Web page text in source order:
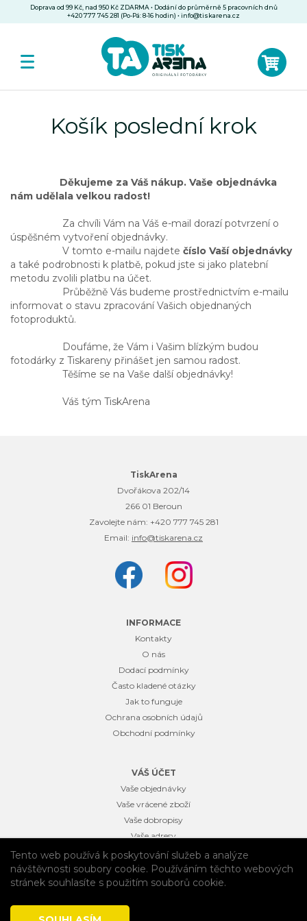
Tento web používá k poskytování služeb a analýze
návštěvnosti soubory cookie. Používáním těchto webových
stránek souhlasíte s použitím souborů cookie.
Doprava od 99 Kč, nad 950 Kč ZDARMA • Dodání do průměrně 5 pracovních dnů
+420 777 745 281 (Po-Pá: 8-16 hodin) •info@tiskarena.cz
Košík poslední krok
Děkujeme za Váš nákup. Vaše objednávka
nám udělala velkou radost!
Za chvíli Vám na Váš e-mail dorazí potvrzení o
úspěšném vytvoření objednávky.
V tomto e-mailu najdete číslo Vaší objednávky
a také podrobnosti k platbě, pokud jste si jako platební
metodu zvolili platbu na účet.
Průběžně Vás budeme prostřednictvím e-mailu
informovat o stavu zpracování Vašich objednaných
fotoproduktů.
Doufáme, že Vám i Vašim blízkým budou
fotodárky z Tiskareny přinášet jen samou radost.
Těšíme se na Vaše další objednávky!
Váš tým TiskArena
TiskArena
Dvořákova 202/14
266 01 Beroun
Zavolejte nám: +420 777 745 281
Email: info@tiskarena.cz
INFORMACE
Kontakty
O nás
Dodací podmínky
Často kladené otázky
Jak to funguje
Ochrana osobních údajů
Obchodní podmínky
VÁŠ ÚČET
Vaše objednávky
Vaše vrácené zboží
Vaše dobropisy
Vaše adresy
Osobní údaje
Vaše slevové kupóny